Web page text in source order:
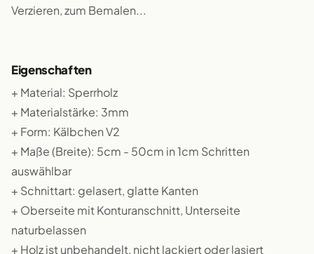
Verzieren, zum Bemalen...
Eigenschaften
+ Material: Sperrholz
+ Materialstärke: 3mm
+ Form: Kälbchen V2
+ Maße (Breite): 5cm - 50cm in 1cm Schritten
auswählbar
+ Schnittart: gelasert, glatte Kanten
+ Oberseite mit Konturanschnitt, Unterseite
naturbelassen
+ Holz ist unbehandelt, nicht lackiert oder lasiert